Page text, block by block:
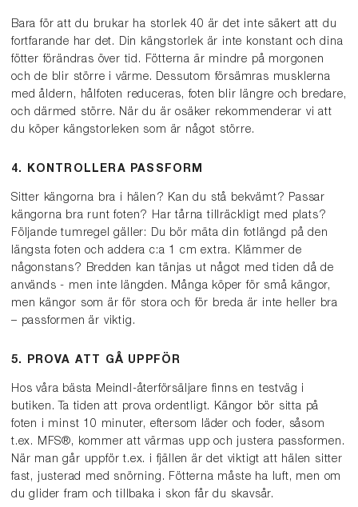
Bara för att du brukar ha storlek 40 är det inte säkert att du
fortfarande har det. Din kängstorlek är inte konstant och dina
fötter förändras över tid. Fötterna är mindre på morgonen
och de blir större i värme. Dessutom försämras musklerna
med åldern, hålfoten reduceras, foten blir längre och bredare,
och därmed större. När du är osäker rekommenderar vi att
du köper kängstorleken som är något större.
4. KONTROLLERA PASSFORM
Sitter kängorna bra i hälen? Kan du stå bekvämt? Passar
kängorna bra runt foten? Har tårna tillräckligt med plats?
Följande tumregel gäller: Du bör mäta din fotlängd på den
längsta foten och addera c:a 1 cm extra. Klämmer de
någonstans? Bredden kan tänjas ut något med tiden då de
används - men inte längden. Många köper för små kängor,
men kängor som är för stora och för breda är inte heller bra
– passformen är viktig.
5. PROVA ATT GÅ UPPFÖR
Hos våra bästa Meindl-återförsäljare finns en testväg i
butiken. Ta tiden att prova ordentligt. Kängor bör sitta på
foten i minst 10 minuter, eftersom läder och foder, såsom
t.ex. MFS®, kommer att värmas upp och justera passformen.
När man går uppför t.ex. i fjällen är det viktigt att hälen sitter
fast, justerad med snörning. Fötterna måste ha luft, men om
du glider fram och tillbaka i skon får du skavsår.